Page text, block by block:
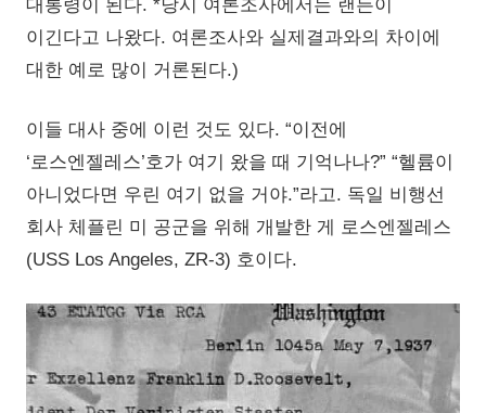
대통령이 된다. *당시 여론조사에서는 랜든이
이긴다고 나왔다. 여론조사와 실제결과와의 차이에
대한 예로 많이 거론된다.)
이들 대사 중에 이런 것도 있다. “이전에
‘로스엔젤레스’호가 여기 왔을 때 기억나나?” “헬륨이
아니었다면 우린 여기 없을 거야.”라고. 독일 비행선
회사 체플린 미 공군을 위해 개발한 게 로스엔젤레스
(USS Los Angeles, ZR-3) 호이다.